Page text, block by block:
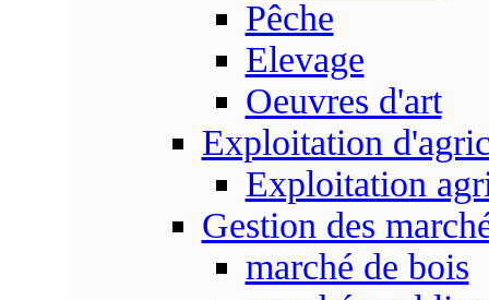
Pêche
Elevage
Oeuvres d'art
Exploitation
Exploitation
Gestion des
marché de bois